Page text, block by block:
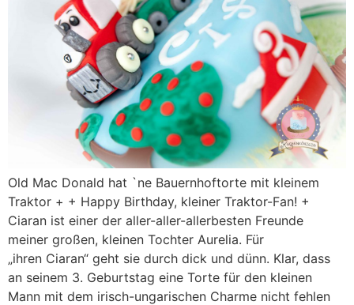
Old Mac Donald hat `ne Bauernhoftorte mit kleinem
Traktor + + Happy Birthday, kleiner Traktor-Fan! +
Ciaran ist einer der aller-aller-allerbesten Freunde
meiner großen, kleinen Tochter Aurelia. Für
„ihren Ciaran“ geht sie durch dick und dünn. Klar, dass
an seinem 3. Geburtstag eine Torte für den kleinen
Mann mit dem irisch-ungarischen Charme nicht fehlen